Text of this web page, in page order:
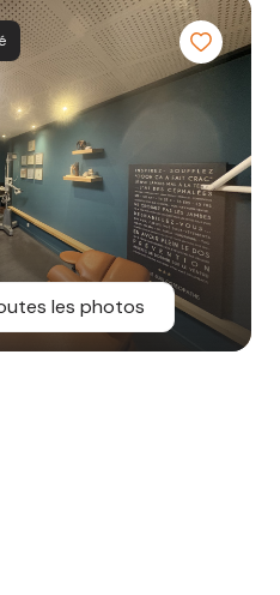
les photos